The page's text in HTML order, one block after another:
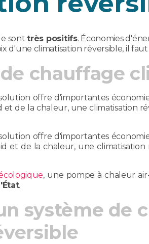
sonttrès positifs. Économies
d'une climatisation réversible, il
chauffage
offre d'importantes
de la chaleur, une climatisation
offre d'importantes
et de la chaleur, une climatisation
, une pompe à chaleur
.
système de